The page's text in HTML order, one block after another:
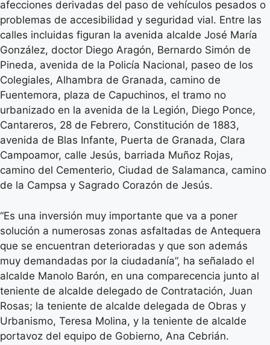
afecciones derivadas del paso de vehículos pesados o
problemas de accesibilidad y seguridad vial. Entre las
calles incluidas figuran la avenida alcalde José María
González, doctor Diego Aragón, Bernardo Simón de
Pineda, avenida de la Policía Nacional, paseo de los
Colegiales, Alhambra de Granada, camino de
Fuentemora, plaza de Capuchinos, el tramo no
urbanizado en la avenida de la Legión, Diego Ponce,
Cantareros, 28 de Febrero, Constitución de 1883,
avenida de Blas Infante, Puerta de Granada, Clara
Campoamor, calle Jesús, barriada Muñoz Rojas,
camino del Cementerio, Ciudad de Salamanca, camino
de la Campsa y Sagrado Corazón de Jesús.
“Es una inversión muy importante que va a poner
solución a numerosas zonas asfaltadas de Antequera
que se encuentran deterioradas y que son además
muy demandadas por la ciudadanía”, ha señalado el
alcalde Manolo Barón, en una comparecencia junto al
teniente de alcalde delegado de Contratación, Juan
Rosas; la teniente de alcalde delegada de Obras y
Urbanismo, Teresa Molina, y la teniente de alcalde
portavoz del equipo de Gobierno, Ana Cebrián.